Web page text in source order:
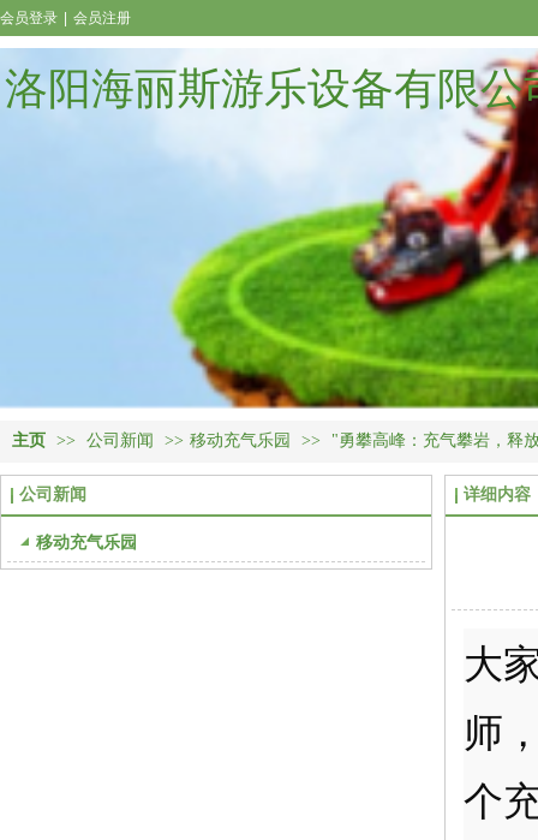
洛阳海丽斯游乐设备有限公
会员登录 会员注册
主页 >> 公司新闻 >> 移动充气乐园 >> "勇攀高峰：充气攀岩，释
公司新闻
移动充气乐园
详细内容
大
师
个